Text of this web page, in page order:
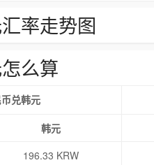
率走势图
么算
兑韩元
韩元
196.33 KRW